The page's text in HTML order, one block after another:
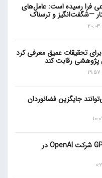
فرا رسیده است: عامل‌های
—شگفت‌انگیز و ترسناک
تحقیقات عمیق معرفی کرد
پژوهشی رقابت کند
جایگزین فضانوردان
گزارش‌ها از ناکامی GPT-5 شرکت OpenAI در